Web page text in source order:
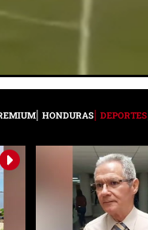
HONDURAS DEPORTES